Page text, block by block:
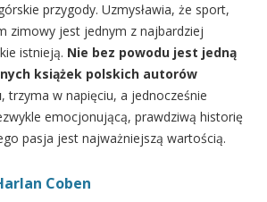
przygody. Uzmysławia, że sport,
zimowy jest jednym z najbardziej
istnieją. Nie bez powodu jest jedną
książek polskich autorów
, trzyma w napięciu, a jednocześnie
emocjonującą, prawdziwą historię
pasja jest najważniejszą wartością.
Coben